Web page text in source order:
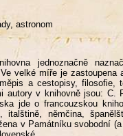
astronom
jednoznačně
velké míře je zastoupena
a cestopisy,
autory v knihovně jsou: C.
jde o francouzskou
němčina,
v Památníku svobodní